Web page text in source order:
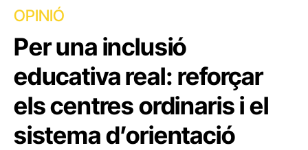
OPINIÓ
Per una inclusió
educativa real: reforçar
els centres ordinaris i el
sistema d’orientació